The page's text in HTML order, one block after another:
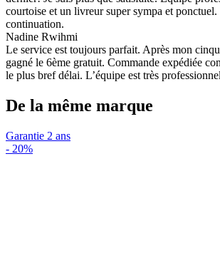
courtoise et un livreur super sympa et
continuation.
Nadine Rwihmi
Le service est toujours parfait. Après mon
gagné le 6ème gratuit. Commande expédiée
le plus bref délai. L’équipe est très
De la même marque
Garantie 2 ans
- 20%